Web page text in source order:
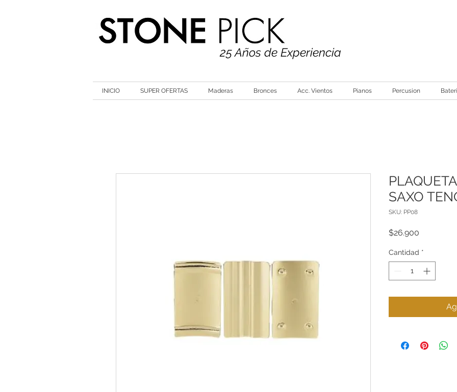
25 Años de Experiencia
INICIO SUPER OFERTAS Maderas Bronces Acc. Vientos Pianos Percusion
SAXO
SKU: PP08
$26.900
Cantidad *